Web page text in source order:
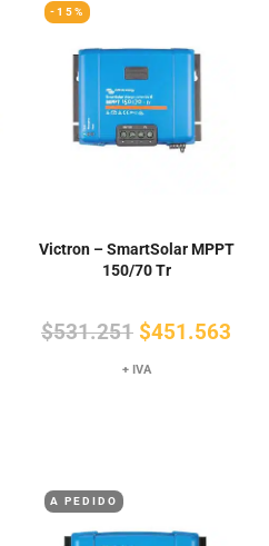
-15%
Victron – SmartSolar MPPT
150/70 Tr
$531.251 El
precio
$451.563
+ IVA
A PEDIDO